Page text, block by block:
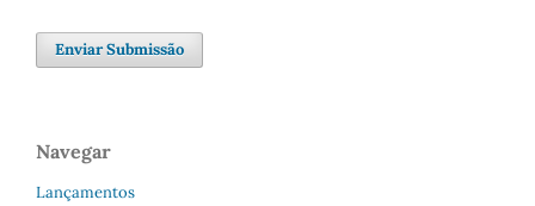
Enviar Submissão
Navegar
Lançamentos